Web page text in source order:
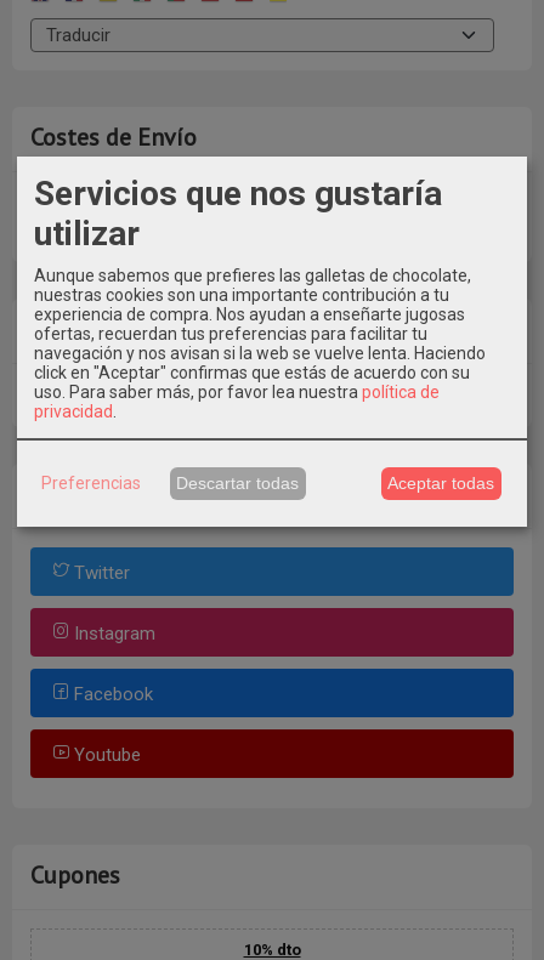
Costes de Envío
GRATIS *
Consultar Destinos
Tu Carrito (0)
El carrito de la compra está vacío
Redes Sociales
Twitter
Instagram
Facebook
Youtube
Cupones
10% dto
Servicios que nos gustaría
utilizar
Aunque sabemos que prefieres las galletas de chocolate,
nuestras cookies son una importante contribución a tu
experiencia de compra. Nos ayudan a enseñarte jugosas
ofertas, recuerdan tus preferencias para facilitar tu
navegación y nos avisan si la web se vuelve lenta. Haciendo
click en "Aceptar" confirmas que estás de acuerdo con su
uso. Para saber más, por favor lea nuestra política de
privacidad
Preferencias Descartar todas Aceptar todas